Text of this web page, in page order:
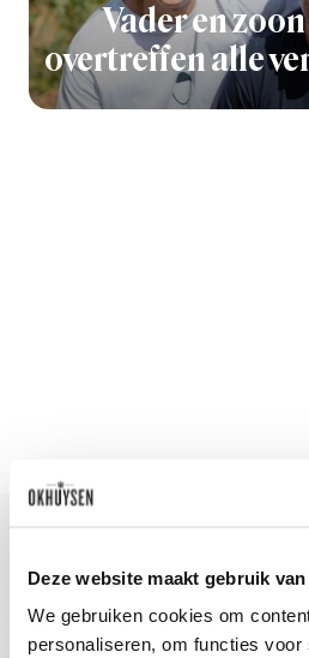
Deze website maakt gebruik
We gebruiken cookies om
personaliseren, om functies voor
Vader en
overtreffen alle
Blijf op de hoogte
Ontvang het laatste wijnnieuws,
evenementen